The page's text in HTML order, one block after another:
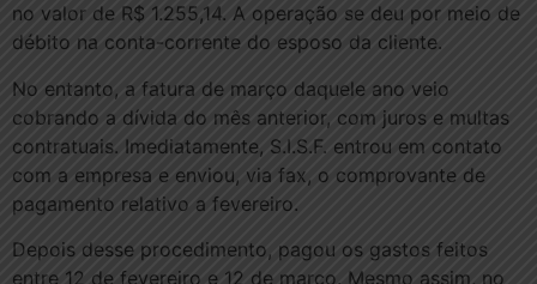
no valor de R$ 1.255,14. A operação se deu por meio de
débito na conta-corrente do esposo da cliente.
No entanto, a fatura de março daquele ano veio
cobrando a dívida do mês anterior, com juros e multas
contratuais. Imediatamente, S.I.S.F. entrou em contato
com a empresa e enviou, via fax, o comprovante de
pagamento relativo a fevereiro.
Depois desse procedimento, pagou os gastos feitos
entre 12 de fevereiro e 12 de março. Mesmo assim, no